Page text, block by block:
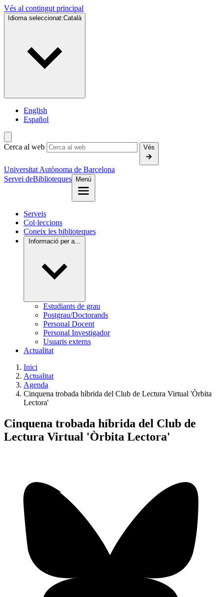
Vés al contingut principal
Idioma seleccionat:Català
English
Español
Cerca al web Vés
Universitat Autònoma de Barcelona
Servei deBiblioteques Menú
Serveis
Col·leccions
Coneix les biblioteques
Informació per a...
Estudiants de grau
Postgrau/Doctorands
Personal Docent
Personal Investigador
Usuaris externs
Actualitat
Inici
Actualitat
Agenda
Cinquena trobada híbrida del Club de Lectura Virtual 'Òrbita
Lectora'
Cinquena trobada híbrida del Club de
Lectura Virtual 'Òrbita Lectora'